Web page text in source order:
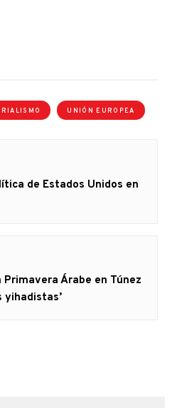
UNIÓN EUROPEA
de Estados Unidos en
Primavera Árabe en Túnez
yihadistas’